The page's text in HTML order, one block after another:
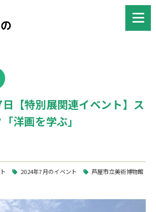
【特別展関連イベント】ス
洋画を学ぶ」
2024年7月のイベント 芦屋市立美術博物館